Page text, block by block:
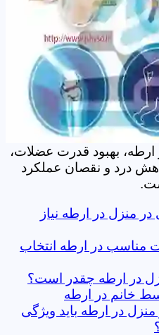
بهبود قدرت عضلات،
درد و نقصان عملکرد
در منزل در ارطه نیاز
مناسب در ارطه انتخاب
در ارطه چقدر است؟
خانم در ارطه
در ارطه باید ویژگی